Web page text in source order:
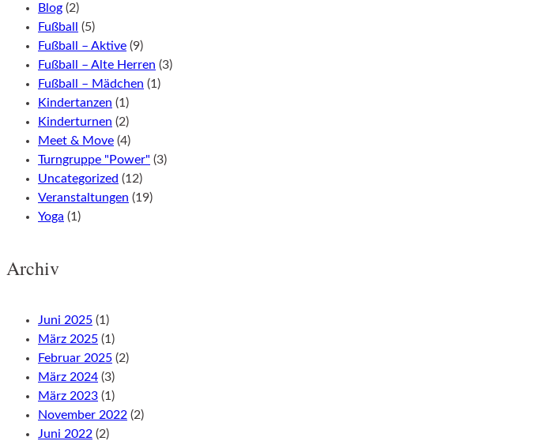
Blog (2)
Fußball
(5)
Fußball – Aktive (9)
Fußball – Alte Herren (3)
Fußball – Mädchen (1)
Kindertanzen (1)
Kinderturnen (2)
Meet & Move (4)
Turngruppe "Power" (3)
Uncategorized (12)
Veranstaltungen (19)
Yoga (1)
Archiv
Juni 2025 (1)
März 2025 (1)
Februar 2025 (2)
März 2024 (3)
März 2023 (1)
November 2022 (2)
Juni 2022 (2)